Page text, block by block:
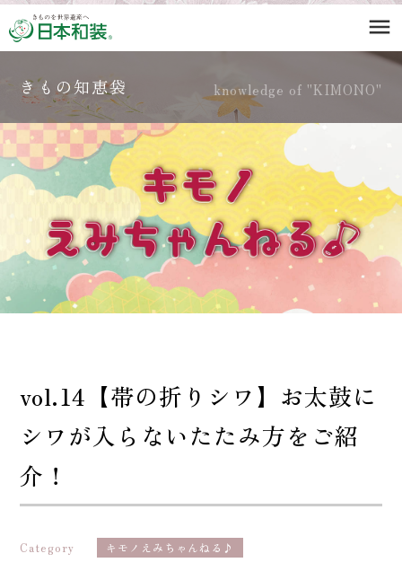
menu
knowledge of "KIMONO"
きもの知恵袋
vol.14【帯の折りシワ】お太鼓に
シワが入らないたたみ方をご紹
介！
Category キモノえみちゃんねる♪